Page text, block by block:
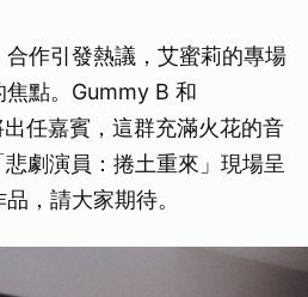
作引發熱議，艾蜜莉的專場
點。Gummy B 和
任嘉賓，這群充滿火花的音
劇演員：捲土重來」現場呈
，請大家期待。